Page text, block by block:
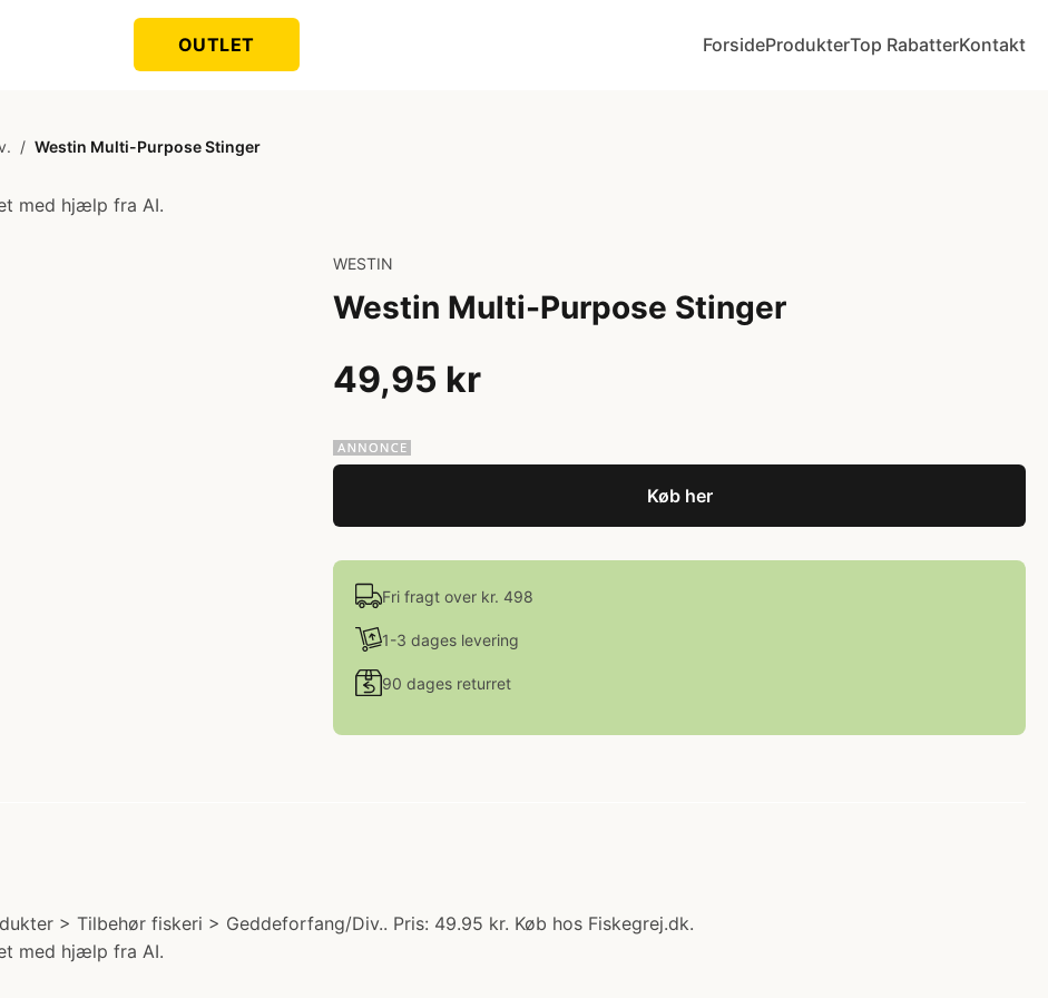
OUTLET ForsideProdukterTop RabatterKontakt
/ Westin Multi-Purpose Stinger
med hjælp fra AI.
WESTIN
Westin Multi-Purpose Stinger
49,95 kr
Køb her
Fri fragt over kr. 498
1-3 dages levering
90 dages returret
> Tilbehør fiskeri > Geddeforfang/Div.. Pris: 49.95 kr. Køb hos Fiskegrej.dk.
med hjælp fra AI.